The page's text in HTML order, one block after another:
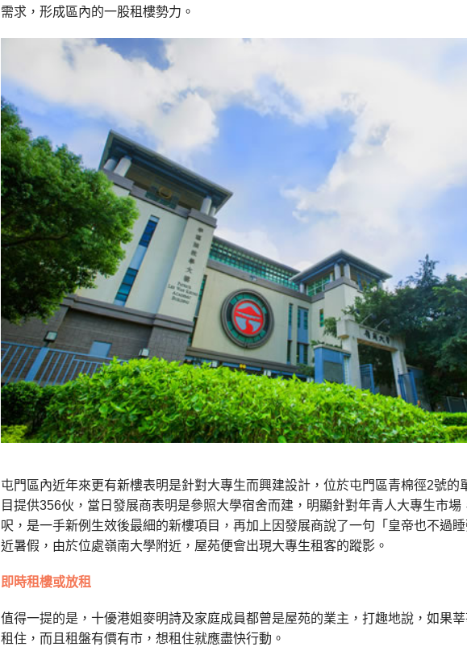
需求，形成區內的一股租樓勢力。
屯門區內近年來更有新樓表明是針對大專生而興建設計，位於屯門區青棉徑2號的
目提供356伙，當日發展商表明是參照大學宿舍而建，明顯針對年青人大專生市
呎，是一手新例生效後最細的新樓項目，再加上因發展商說了一句「皇帝也不過
近暑假，由於位處嶺南大學附近，屋苑便會出現大專生租客的蹤影。
即時租樓或放租
值得一提的是，十優港姐麥明詩及家庭成員都曾是屋苑的業主， 打趣地說，如果
租住，而且租盤有價有市，想租住就應盡快行動。